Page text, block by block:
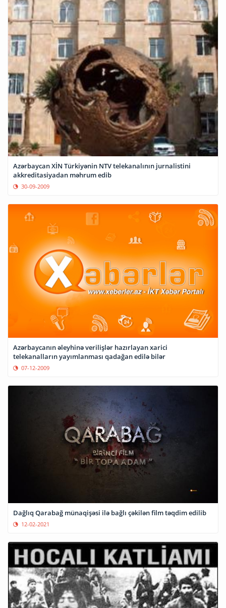
Azərbaycan XİN Türkiyənin NTV telekanalının jurnalistini
akkreditasiyadan məhrum edib
30-09-2009
Azərbaycanın əleyhinə verilişlər hazırlayan xarici
telekanalların yayımlanması qadağan edilə bilər
07-12-2009
Dağlıq Qarabağ münaqişəsi ilə bağlı çəkilən film təqdim edilib
12-02-2021